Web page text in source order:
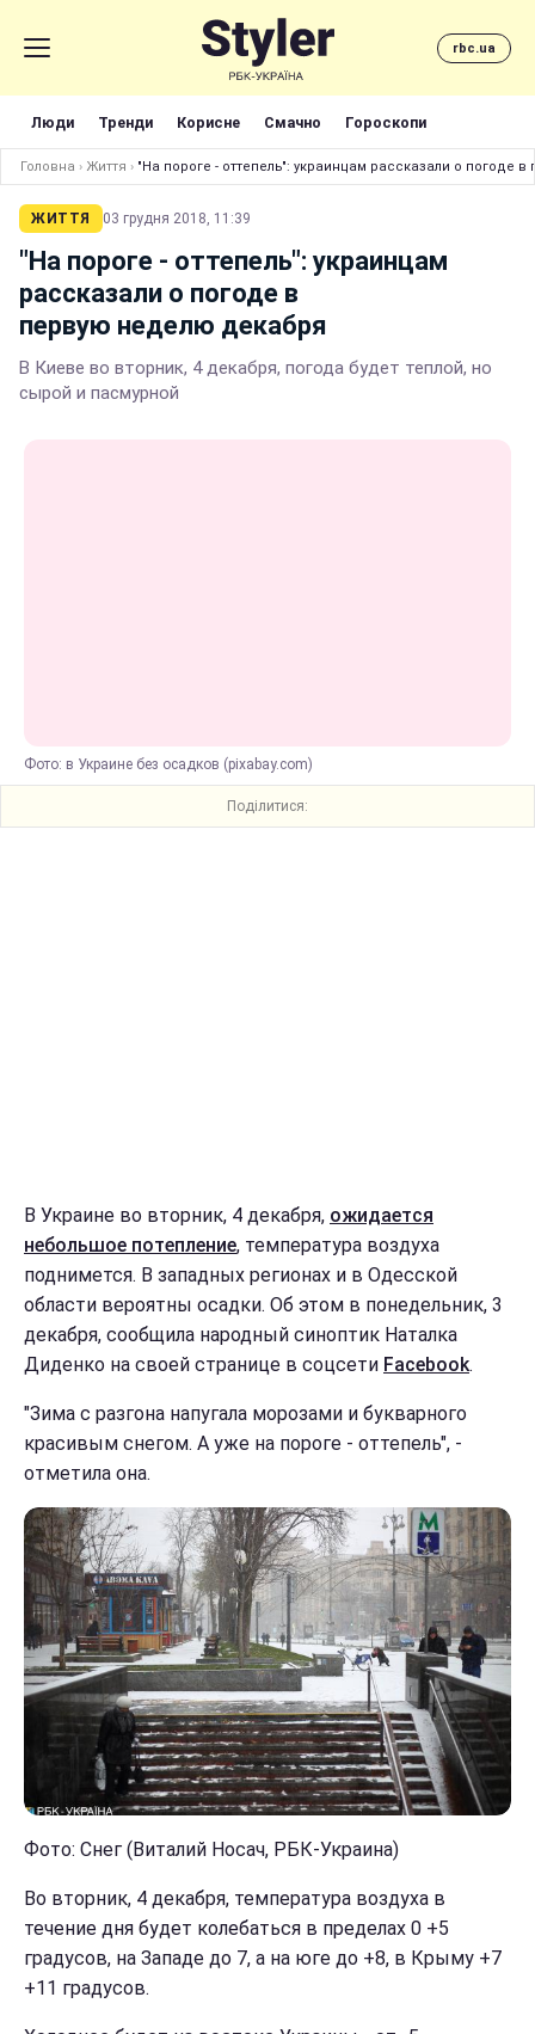
rbc.ua
Люди Тренди Корисне Смачно Гороскопи
Головна › Життя › "На пороге - оттепель": украинцам рассказали о погоде
ЖИТТЯ 03 грудня 2018, 11:39
"На пороге - оттепель": украинцам
рассказали о погоде в
первую неделю декабря
В Киеве во вторник, 4 декабря, погода будет теплой, но
сырой и пасмурной
Фото: в Украине без осадков (pixabay.com)
Поділитися:
В Украине во вторник, 4 декабря, ожидается
небольшое потепление, температура воздуха
поднимется. В западных регионах и в Одесской
области вероятны осадки. Об этом в понедельник, 3
декабря, сообщила народный синоптик Наталка
Диденко на своей странице в соцсети Facebook.
"Зима с разгона напугала морозами и букварного
красивым снегом. А уже на пороге - оттепель", -
отметила она.
Фото: Снег (Виталий Носач, РБК-Украина)
Во вторник, 4 декабря, температура воздуха в
течение дня будет колебаться в пределах 0 +5
градусов, на Западе до 7, а на юге до +8, в Крыму +7
+11 градусов.